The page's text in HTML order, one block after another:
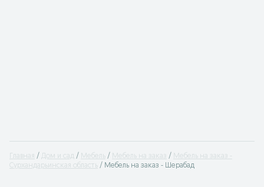
Главная Дом и сад Мебель Мебель на заказ
Мебель на заказ -
Сурхандарьинская область
Мебель на заказ - Шерабад